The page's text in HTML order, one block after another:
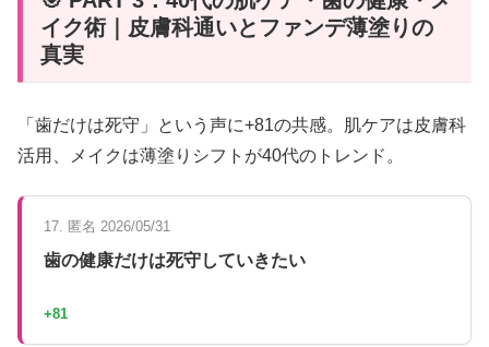
イク術｜皮膚科通いとファンデ薄塗りの
真実
「歯だけは死守」という声に+81の共感。肌ケアは皮膚科
活用、メイクは薄塗りシフトが40代のトレンド。
17. 匿名 2026/05/31
歯の健康だけは死守していきたい
+81